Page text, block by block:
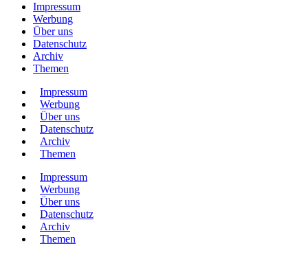
Impressum
Werbung
Über uns
Datenschutz
Archiv
Themen
Impressum
Werbung
Über uns
Datenschutz
Archiv
Themen
Impressum
Werbung
Über uns
Datenschutz
Archiv
Themen